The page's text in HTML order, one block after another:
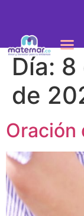
Día: 8
de
Oración